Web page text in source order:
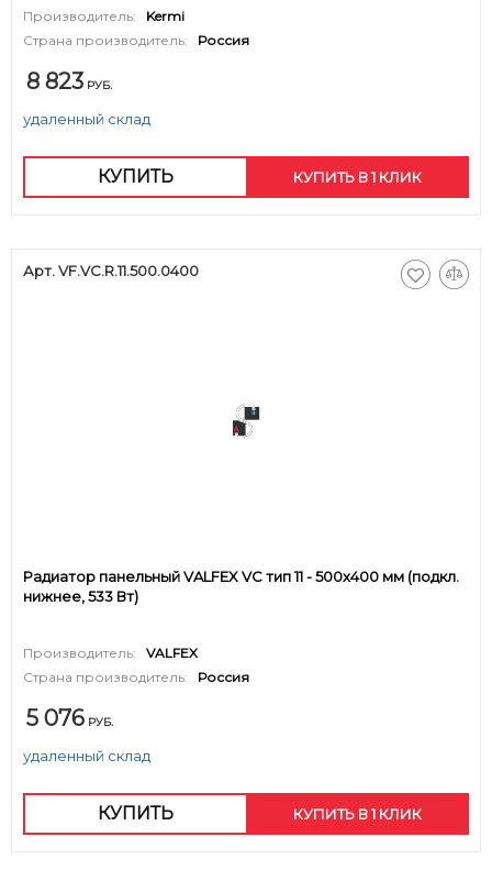
Производитель:
Kermi
Страна производитель:
Россия
8 823 РУБ.
удаленный склад
КУПИТЬ КУПИТЬ В 1 КЛИК
Арт. VF.VC.R.11.500.0400
Радиатор панельный VALFEX VC тип 11 - 500x400 мм (подкл.
нижнее, 533 Вт)
Производитель:
VALFEX
Страна производитель:
Россия
5 076 РУБ.
удаленный склад
КУПИТЬ КУПИТЬ В 1 КЛИК